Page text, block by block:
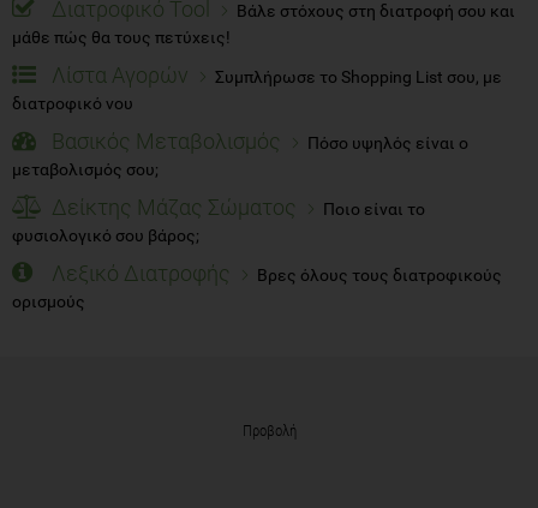
Διατροφικό Tool
Βάλε στόχους στη διατροφή σου και
μάθε πώς θα τους πετύχεις!
Λίστα Αγορών
Συμπλήρωσε το Shopping List σου, με
διατροφικό νου
Βασικός Μεταβολισμός
Πόσο υψηλός είναι ο
μεταβολισμός σου;
Δείκτης Μάζας Σώματος
Ποιο είναι το
φυσιολογικό σου βάρος;
Λεξικό Διατροφής
Βρες όλους τους διατροφικούς
ορισμούς
Προβολή